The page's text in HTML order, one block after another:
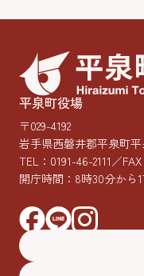
平泉町役場
〒029-4192
岩手県西磐井郡平泉町平
TEL： 0191-46-2111／
開庁時間：8時30分から